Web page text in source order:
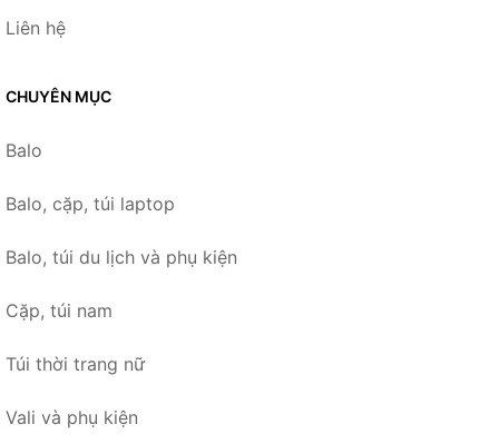
Liên hệ
CHUYÊN MỤC
Balo
Balo, cặp, túi laptop
Balo, túi du lịch và phụ kiện
Cặp, túi nam
Túi thời trang nữ
Vali và phụ kiện